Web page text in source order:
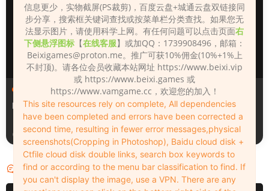
人物（Looks）
Monica_2_2_2
2天前
人物（Looks）
Lizhen2025
3天前
评论 0
信息更少，实物截屏(PS裁剪)，百度云盘+城通云盘双链接同
步分享，搜索框关键词查找或按菜单栏分类查找。如果您无
法显示图片，请使用科学上网。有任何问题可以点击页面右
下侧悬浮图标 【在线客服】或加QQ：1739908496，邮箱：
Beixigames@proton.me。推广可获10%佣金(10%+1%上
不封顶)。请各位会员收藏本站网址 https://www.beixi.vip
或 https://www.beixi.games 或
https://www.vamgame.cc，欢迎您的加入！
This site resources rely on complete, All dependencies
have been completed and errors have been corrected a
second time, resulting in fewer error messages,physical
screenshots(Cropping in Photoshop), Baidu cloud disk +
Ctfile cloud disk double links, search box keywords to
find or according to the menu bar classification to find. If
you can't display the image, use a VPN. There are any